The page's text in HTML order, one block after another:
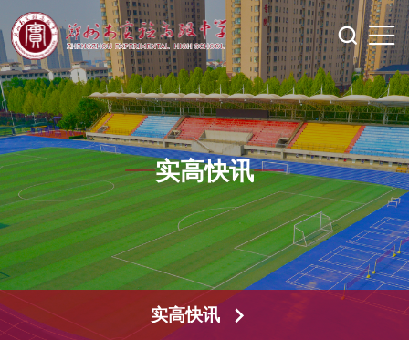
实高快讯
实高快讯